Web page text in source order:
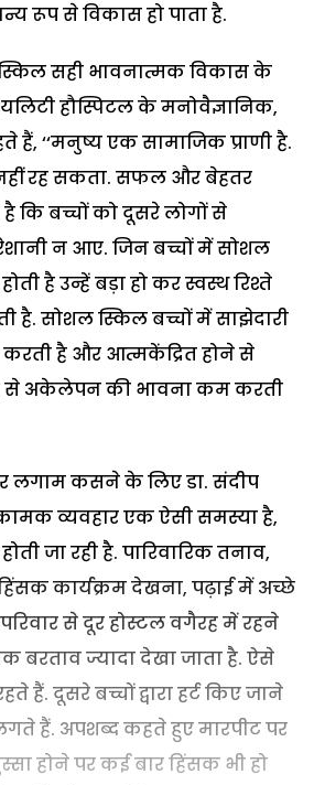
रूप से विकास हो पाता है.
सही भावनात्मक विकास के
हौस्पिटल के मनोवैज्ञानिक,
हैं, ‘‘मनुष्य एक सामाजिक प्राणी है.
रह सकता. सफल और बेहतर
कि बच्चों को दूसरे लोगों से
न आए. जिन बच्चों में सोशल
है उन्हें बड़ा हो कर स्वस्थ रिश्ते
है. सोशल स्किल बच्चों में साझेदारी
है और आत्मकेंद्रित होने से
से अकेलेपन की भावना कम करती
लगाम कसने के लिए डा. संदीप
व्यवहार एक ऐसी समस्या है,
जा रही है. पारिवारिक तनाव,
कार्यक्रम देखना, पढ़ाई में अच्छे
परिवार से दूर होस्टल वगैरह में रहने
बरताव ज्यादा देखा जाता है. ऐसे
दूसरे बच्चों द्वारा हर्ट किए जाने
हैं. अपशब्द कहते हुए मारपीट पर
होने पर कई बार हिंसक भी हो